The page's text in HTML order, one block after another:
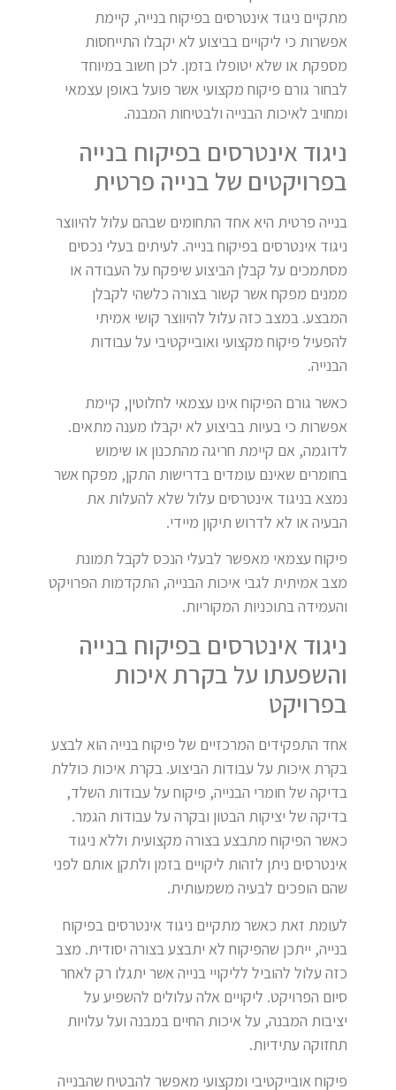
מתקיים ניגוד אינטרסים בפיקוח בנייה, קיימת
אפשרות כי ליקויים בביצוע לא יקבלו התייחסות
מספקת או שלא יטופלו בזמן. לכן חשוב במיוחד
לבחור גורם פיקוח מקצועי אשר פועל באופן עצמאי
ומחויב לאיכות הבנייה ולבטיחות המבנה.
ניגוד אינטרסים בפיקוח בנייה
בפרויקטים של בנייה פרטית
בנייה פרטית היא אחד התחומים שבהם עלול להיווצר
ניגוד אינטרסים בפיקוח בנייה. לעיתים בעלי נכסים
מסתמכים על קבלן הביצוע שיפקח על העבודה או
ממנים מפקח אשר קשור בצורה כלשהי לקבלן
המבצע. במצב כזה עלול להיווצר קושי אמיתי
להפעיל פיקוח מקצועי ואובייקטיבי על עבודות
הבנייה.
כאשר גורם הפיקוח אינו עצמאי לחלוטין, קיימת
אפשרות כי בעיות בביצוע לא יקבלו מענה מתאים.
לדוגמה, אם קיימת חריגה מהתכנון או שימוש
בחומרים שאינם עומדים בדרישות התקן, מפקח אשר
נמצא בניגוד אינטרסים עלול שלא להעלות את
הבעיה או לא לדרוש תיקון מיידי.
פיקוח עצמאי מאפשר לבעלי הנכס לקבל תמונת
מצב אמיתית לגבי איכות הבנייה, התקדמות הפרויקט
והעמידה בתוכניות המקוריות.
ניגוד אינטרסים בפיקוח בנייה
והשפעתו על בקרת איכות
בפרויקט
אחד התפקידים המרכזיים של פיקוח בנייה הוא לבצע
בקרת איכות על עבודות הביצוע. בקרת איכות כוללת
בדיקה של חומרי הבנייה, פיקוח על עבודות השלד,
בדיקה של יציקות הבטון ובקרה על עבודות הגמר.
כאשר הפיקוח מתבצע בצורה מקצועית וללא ניגוד
אינטרסים ניתן לזהות ליקויים בזמן ולתקן אותם לפני
שהם הופכים לבעיה משמעותית.
לעומת זאת כאשר מתקיים ניגוד אינטרסים בפיקוח
בנייה, ייתכן שהפיקוח לא יתבצע בצורה יסודית. מצב
כזה עלול להוביל לליקויי בנייה אשר יתגלו רק לאחר
סיום הפרויקט. ליקויים אלה עלולים להשפיע על
יציבות המבנה, על איכות החיים במבנה ועל עלויות
תחזוקה עתידיות.
פיקוח אובייקטיבי ומקצועי מאפשר להבטיח שהבנייה